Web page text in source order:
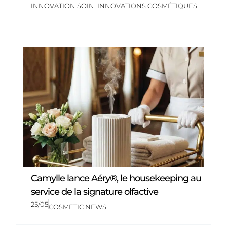
INNOVATION SOIN INNOVATIONS COSMÉTIQUES
Camylle lance Aéry®, le housekeeping au
service de la signature olfactive
25/05COSMETIC NEWS